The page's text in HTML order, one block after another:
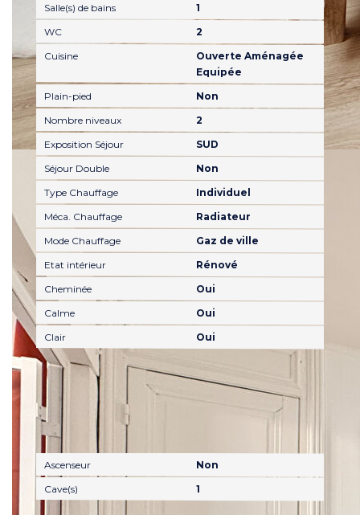
Salle(s) de bains
1
WC
2
Cuisine
Ouverte Aménagée
Equipée
Plain-pied
Non
Nombre niveaux
2
Exposition Séjour
SUD
Séjour Double
Non
Type Chauffage
Individuel
Méca. Chauffage
Radiateur
Mode Chauffage
Gaz de ville
Etat intérieur
Rénové
Cheminée
Oui
Calme
Oui
Clair
Oui
Autres
Ascenseur
Non
Cave(s)
1